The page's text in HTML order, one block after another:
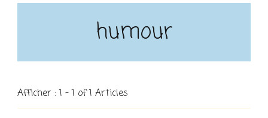
humour
Afficher : 1 - 1 of 1 Articles